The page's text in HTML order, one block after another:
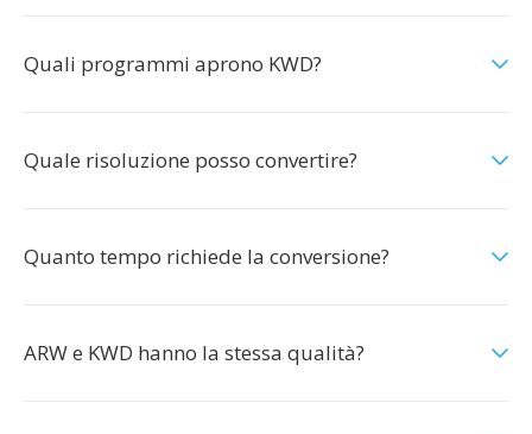
Quali programmi aprono KWD?
Quale risoluzione posso convertire?
Quanto tempo richiede la conversione?
ARW e KWD hanno la stessa qualità?